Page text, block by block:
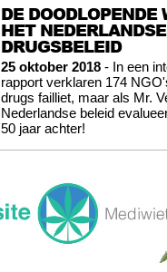
DE DOODLOPENDE
HET NEDERLANDSE
DRUGSBELEID
25 oktober 2018 - In een
rapport verklaren 174
drugs failliet, maar als Mr.
Nederlandse beleid
50 jaar achter!